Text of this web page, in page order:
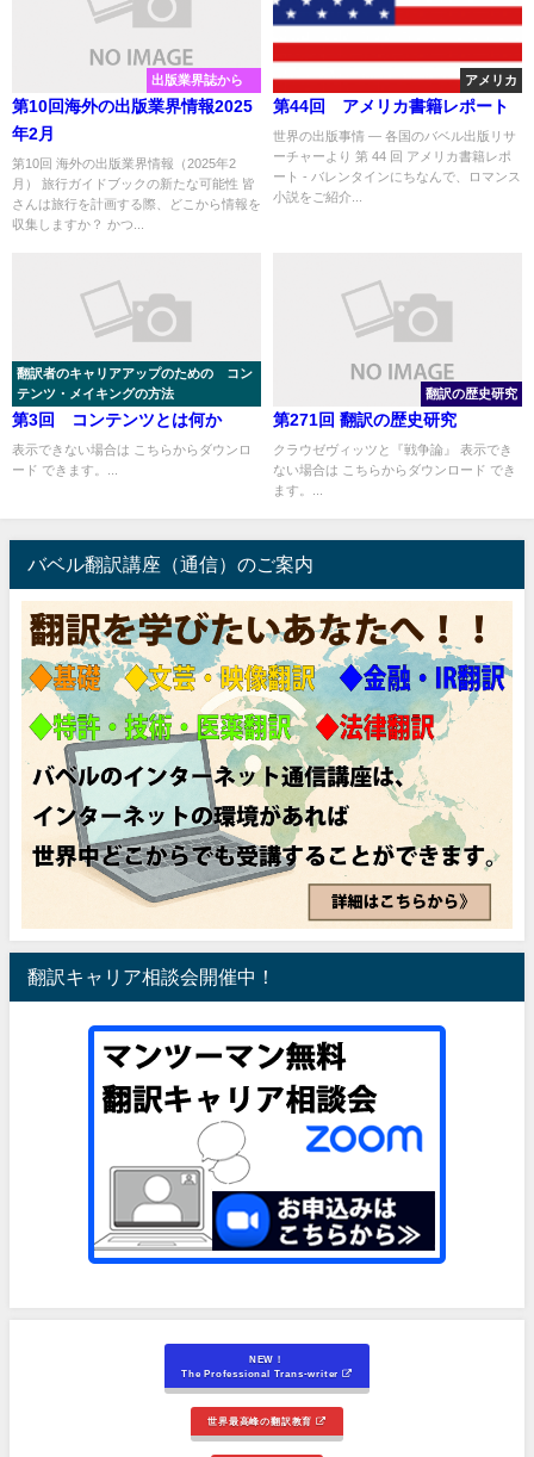
出版業界誌から
第10回海外の出版業界情報2025
年2月
第10回 海外の出版業界情報（2025年2
月） 旅行ガイドブックの新たな可能性 皆
さんは旅行を計画する際、どこから情報を
収集しますか？ かつ...
アメリカ
第44回 アメリカ書籍レポート
世界の出版事情 ― 各国のバベル出版リサ
ーチャーより 第 44 回 アメリカ書籍レポ
ート - バレンタインにちなんで、ロマンス
小説をご紹介...
翻訳者のキャリアアップのための コン
テンツ・メイキングの方法
第3回 コンテンツとは何か
表示できない場合は こちらからダウンロ
ード できます。...
翻訳の歴史研究
第271回 翻訳の歴史研究
クラウゼヴィッツと『戦争論』 表示でき
ない場合は こちらからダウンロード でき
ます。...
バベル翻訳講座（通信）のご案内
翻訳キャリア相談会開催中！
NEW！
The Professional Trans-writer
世界最高峰の翻訳教育